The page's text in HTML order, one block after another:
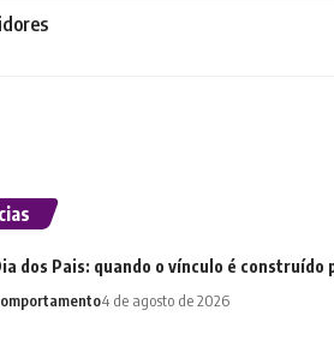
dos Pais: quando o vínculo é
4 de agosto de 2026